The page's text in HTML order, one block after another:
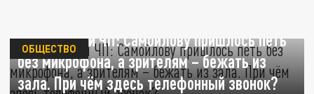
За кулисами ЧП: Самойлову пришлось петь
без микрофона, а зрителям – бежать из
зала. При чём здесь телефонный звонок?
ОБЩЕСТВО